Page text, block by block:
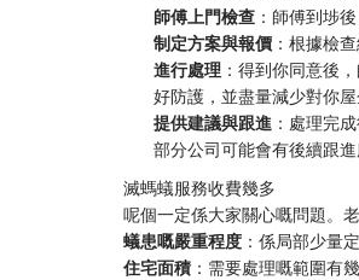
​師傅上門檢查​ ：師傅到埗
​制定方案與報價​ ：根據檢
​進行處理​ ：得到你同意後
好防護，並盡量減少對你屋
​提供建議與跟進​ ：處理完
部分公司可能會有後續跟進
滅螞蟻服務收費幾多
呢個一定係大家關心嘅問題。老
​蟻患嘅嚴重程度​ ：係局部少量
​住宅面積​ ：需要處理嘅範圍有